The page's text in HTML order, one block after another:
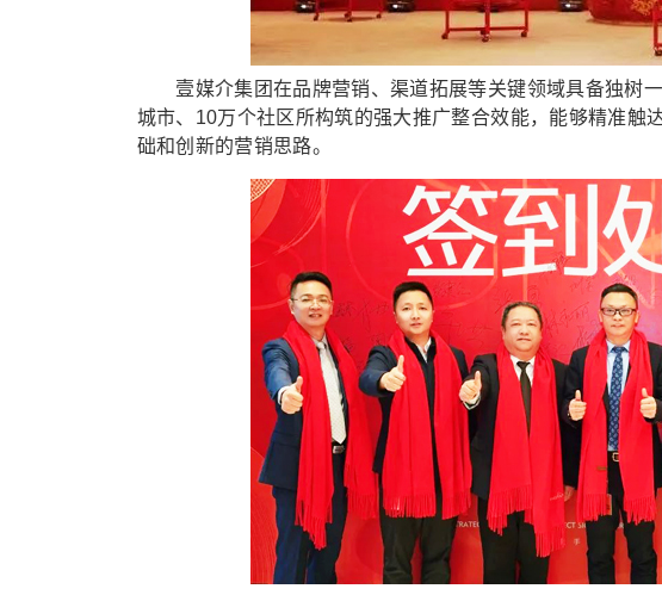
壹媒介集团在品牌营销、渠道拓展等关键领域具备独树
城市、10万个社区所构筑的强大推广整合效能，能够精准触
础和创新的营销思路。